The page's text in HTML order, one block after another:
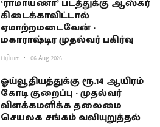
‘ராமாயணா’ படத்துக்கு ஆஸ்கர்
கிடைக்காவிட்டால்
ஏமாற்றமடைவேன் -
மகாராஷ்டிர முதல்வர் பகிர்வு
ப்ரியா 06 Aug 2026
ஓய்வூதியத்துக்கு ரூ.14 ஆயிரம்
கோடி குறைப்பு - முதல்வர்
விளக்கமளிக்க தலைமை
செயலக சங்கம் வலியுறுத்தல்